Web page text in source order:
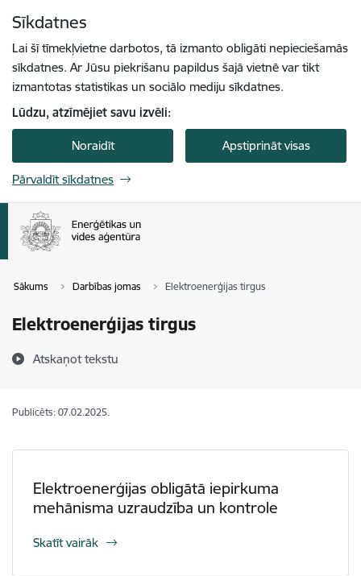
Sīkdatnes
Lai šī tīmekļvietne darbotos, tā izmanto obligāti nepieciešamās
sīkdatnes. Ar Jūsu piekrišanu papildus šajā vietnē var tikt
izmantotas statistikas un sociālo mediju sīkdatnes.
Lūdzu, atzīmējiet savu izvēli:
Noraidīt Apstiprināt visas
Pārvaldīt sīkdatnes
Sākums Darbības jomas Elektroenerģijas tirgus
Elektroenerģijas tirgus
Atskaņot tekstu
Publicēts: 07.02.2025.
Elektroenerģijas obligātā iepirkuma
mehānisma uzraudzība un kontrole
Skatīt vairāk